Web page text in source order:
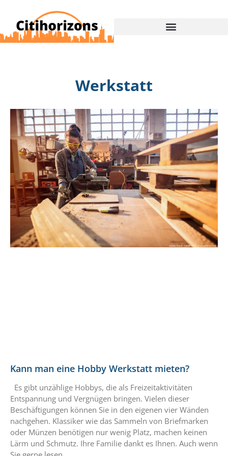
Werkstatt
Kann man eine Hobby Werkstatt mieten?
Es gibt unzählige Hobbys, die als Freizeitaktivitäten
Entspannung und Vergnügen bringen. Vielen dieser
Beschäftigungen können Sie in den eigenen vier Wänden
nachgehen. Klassiker wie das Sammeln von Briefmarken
oder Münzen benötigen nur wenig Platz, machen keinen
Lärm und Schmutz. Ihre Familie dankt es Ihnen. Auch wenn